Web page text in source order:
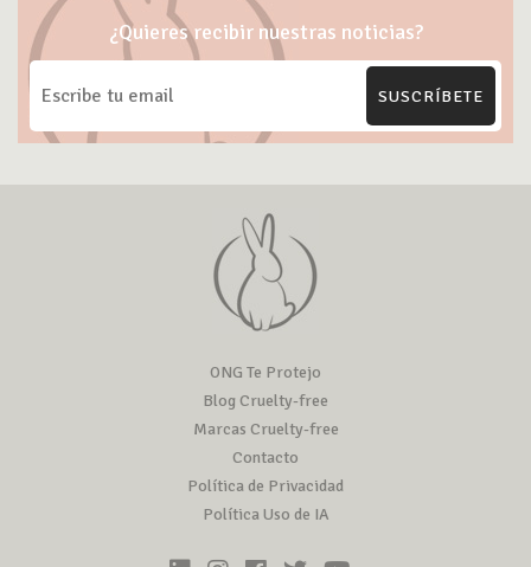
¿Quieres recibir nuestras noticias?
SUSCRÍBETE
ONG Te Protejo
Blog Cruelty-free
Marcas Cruelty-free
Contacto
Política de Privacidad
Política Uso de IA